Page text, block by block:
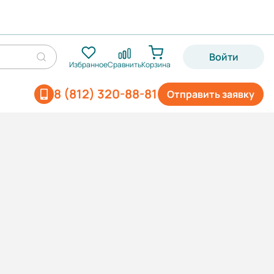
ИзбранноеСравнитьКорзина
Войти
Отправить заявку
8 (812) 320-88-81